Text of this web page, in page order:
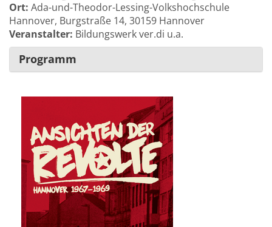
Ort: Ada-und-Theodor-Lessing-Volkshochschule
Hannover, Burgstraße 14, 30159 Hannover
Veranstalter: Bildungswerk ver.di u.a.
Programm